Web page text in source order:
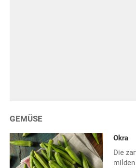
GEMÜSE
Okra
Die